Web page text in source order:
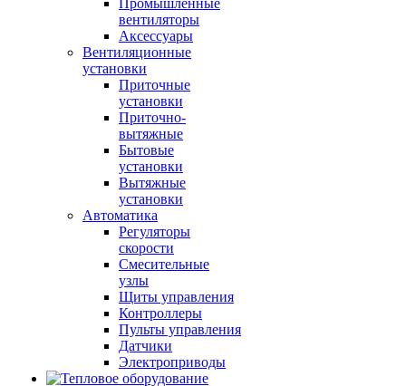
Промышленные
вентиляторы
Аксессуары
Вентиляционные
установки
Приточные
установки
Приточно-
вытяжные
Бытовые
установки
Вытяжные
установки
Автоматика
Регуляторы
скорости
Смесительные
узлы
Щиты управления
Контроллеры
Пульты управления
Датчики
Электроприводы